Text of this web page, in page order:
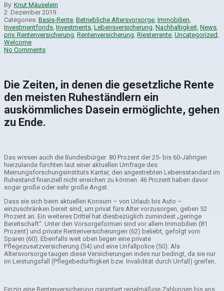
By: Knut Mäuselein
2. Dezember 2019
Categories: Basis-Rente Betriebliche Altersvorsorge Immobilien
Investmentfonds Investments Lebensversicherung Nachhaltigkeit News
priv. Rentenversicherung Rentenversicherung Riesterrente Uncategorized
Welcome
No Comments
Die Zeiten, in denen die gesetzliche Rente
den meisten Ruheständlern ein
auskömmliches Dasein ermöglichte, gehen
zu Ende.
Das wissen auch die Bundesbürger: 80 Prozent der 25- bis 60-Jährigen
hierzulande fürchten laut einer aktuellen Umfrage des
Meinungsforschungsinstituts Kantar, den angestrebten Lebensstandard im
Ruhestand finanziell nicht erreichen zu können. 46 Prozent haben davor
sogar große oder sehr große Angst.
Dass sie sich beim aktuellen Konsum – von Urlaub bis Auto –
einzuschränken bereit sind, um privat fürs Alter vorzusorgen, geben 52
Prozent an. Ein weiteres Drittel hat diesbezüglich zumindest „geringe
Bereitschaft“. Unter den Vorsorgeformen sind vor allem Immobilien (81
Prozent) und private Rentenversicherungen (62) beliebt, gefolgt vom
Sparen (60). Ebenfalls weit oben liegen eine private
Pflegezusatzversicherung (54) und eine Unfallpolice (50). Als
Altersvorsorge taugen diese Versicherungen indes nur bedingt, da sie nur
im Leistungsfall (Pflegebedürftigkeit bzw. Invalidität durch Unfall) greifen.
Einzig eine Rentenversicherung garantiert regelmäßige Zahlungen bis ans